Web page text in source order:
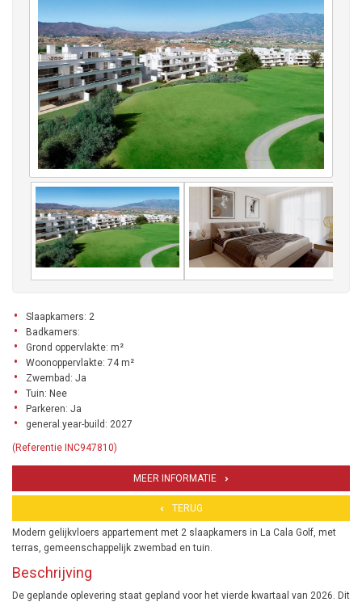
Slaapkamers: 2
Badkamers:
Grond oppervlakte: m²
Woonoppervlakte: 74 m²
Zwembad: Ja
Tuin: Nee
Parkeren: Ja
general.year-build: 2027
(Referentie INC947810)
MEER INFORMATIE
TERUG
Modern gelijkvloers appartement met 2 slaapkamers in La Cala Golf, met
terras, gemeenschappelijk zwembad en tuin.
Beschrijving
De geplande oplevering staat gepland voor het vierde kwartaal van 2026. Dit